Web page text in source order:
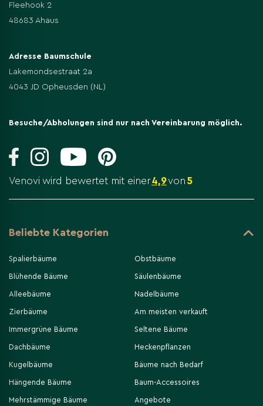
Fleehook 2
48683 Ahaus
Adresse Baumschule
Lakemondsestraat 2a
4043 JD Opheusden (NL)
Besuche/Abholungen sind nur nach Vereinbarung möglich.
Venovi wird bewertet mit einer4,9von 5
Beliebte Kategorien
Spalierbäume
Blühende Bäume
Alleebäume
Zierbäume
Immergrüne Bäume
Dachbäume
Kugelbäume
Hängende Bäume
Mehrstämmige Bäume
Obstbäume
Säulenbäume
Nadelbäume
Am meisten verkauft
Seltene Bäume
Heckenpflanzen
Bäume nach Bedarf
Baum-Accessoires
Angebote